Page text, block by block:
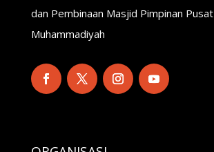
dan Pembinaan Masjid Pimpinan Pusat
Muhammadiyah